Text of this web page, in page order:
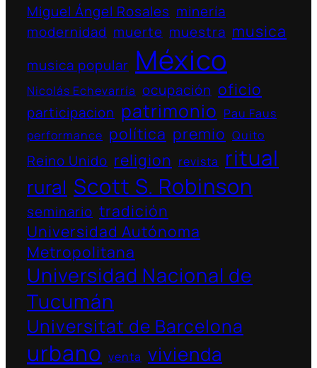
Miguel Ángel Rosales minería
modernidad muerte muestra musica
musica popular México
Nicolás Echevarría ocupación oficio
participacion patrimonio Pau Faus
performance política premio Quito
Reino Unido religion revista ritual
rural Scott S. Robinson
seminario tradición
Universidad Autónoma
Metropolitana
Universidad Nacional de
Tucumán
Universitat de Barcelona
urbano venta vivienda